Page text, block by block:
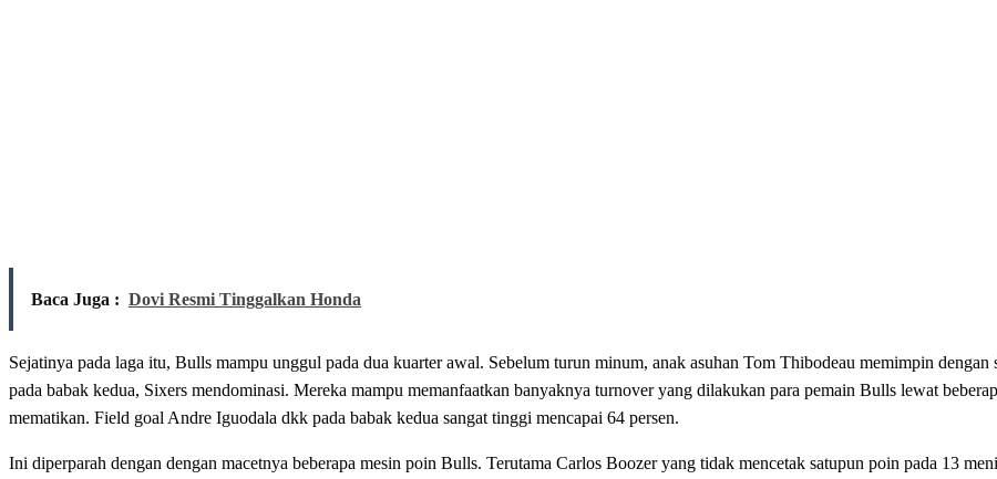
Baca Juga : Dovi Resmi Tinggalkan Honda
Sejatinya pada laga itu, Bulls mampu unggul pada dua kuarter awal. Sebelum turun minum, anak asuhan Tom Thibodeau memimpin dengan
pada babak kedua, Sixers mendominasi. Mereka mampu memanfaatkan banyaknya turnover yang dilakukan para pemain Bulls lewat
mematikan. Field goal Andre Iguodala dkk pada babak kedua sangat tinggi mencapai 64 persen.
Ini diperparah dengan dengan macetnya beberapa mesin poin Bulls. Terutama Carlos Boozer yang tidak mencetak satupun poin pada 13